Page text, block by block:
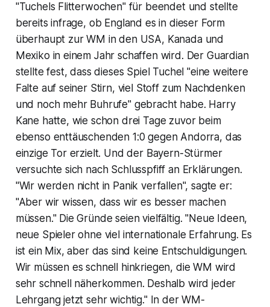
"Tuchels Flitterwochen" für beendet und stellte
bereits infrage, ob England es in dieser Form
überhaupt zur WM in den USA, Kanada und
Mexiko in einem Jahr schaffen wird. Der Guardian
stellte fest, dass dieses Spiel Tuchel "eine weitere
Falte auf seiner Stirn, viel Stoff zum Nachdenken
und noch mehr Buhrufe" gebracht habe. Harry
Kane hatte, wie schon drei Tage zuvor beim
ebenso enttäuschenden 1:0 gegen Andorra, das
einzige Tor erzielt. Und der Bayern-Stürmer
versuchte sich nach Schlusspfiff an Erklärungen.
"Wir werden nicht in Panik verfallen", sagte er:
"Aber wir wissen, dass wir es besser machen
müssen." Die Gründe seien vielfältig. "Neue Ideen,
neue Spieler ohne viel internationale Erfahrung. Es
ist ein Mix, aber das sind keine Entschuldigungen.
Wir müssen es schnell hinkriegen, die WM wird
sehr schnell näherkommen. Deshalb wird jeder
Lehrgang jetzt sehr wichtig." In der WM-